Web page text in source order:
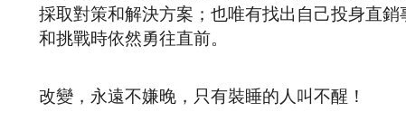
採取對策和解決方案；也唯有找出自己投身直
和挑戰時依然勇往直前。
改變，永遠不嫌晚，只有裝睡的人叫不醒！